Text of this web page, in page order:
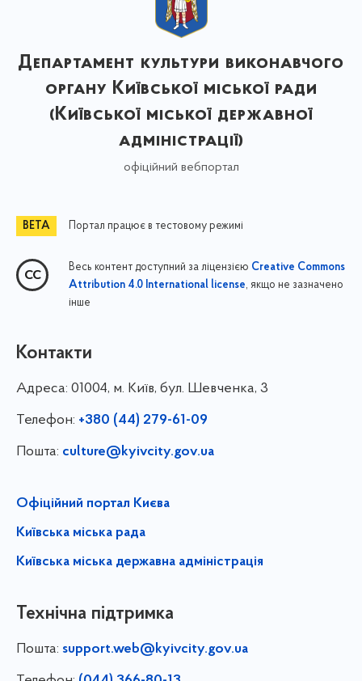
Департамент культури виконавчого
органу Київської міської ради
(Київської міської державної
адміністрації)
офіційний вебпортал
Портал працює в тестовому режимі
Весь контент доступний за ліцензією Creative Commons
Attribution 4.0 International license, якщо не зазначено
інше
Контакти
Адреса: 01004, м. Київ, бул. Шевченка, 3
Телефон: +380 (44) 279-61-09
Пошта: culture@kyivcity.gov.ua
Офіційний портал Києва
Київська міська рада
Київська міська державна адміністрація
Технічна підтримка
Пошта: support.web@kyivcity.gov.ua